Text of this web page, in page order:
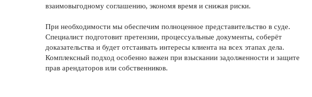
взаимовыгодному соглашению, экономя время и снижая риски.
При необходимости мы обеспечим полноценное представительство в суде.
Специалист подготовит претензии, процессуальные документы, соберёт
доказательства и будет отстаивать интересы клиента на всех этапах дела.
Комплексный подход особенно важен при взыскании задолженности и защите
прав арендаторов или собственников.